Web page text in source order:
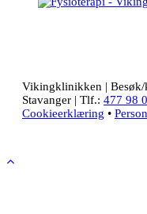
Vikingklinikken | Besøk/
Stavanger | Tlf.: 477 98
Cookieerklæring •